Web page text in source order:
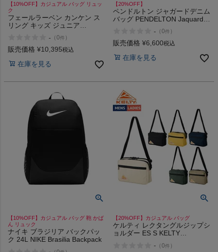
スポーツシューズ
もっと見る
キャンプ・フェス
通学
もっと見る
【10%OFF】カジュアル バッグ リュッ
ク
フェールラーベン カンケン ス
リング キッズ ジュニア
- （0件 ）
販売価格 ¥10,395税込
在庫を見る
【20%OFF】
ペンドルトン ジャガードデニム
バッグ PENDELTON Jaquard
- （0件 ）
販売価格 ¥6,600税込
在庫を見る
【10%OFF】カジュアル バッグ 鞄 かば
ん リュック
ナイキ ブラジリア バックパッ
ク 24L NIKE Brasilia Backpack
【20%OFF】カジュアル バッグ
ケルティ レクタングルジップシ
ョルダー ES S KELTY
- （0件 ）